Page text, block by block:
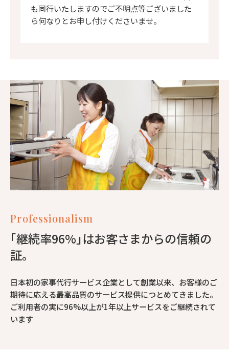
も同行いたしますのでご不明点等ございました
ら何なりとお申し付けくださいませ。
Professionalism
｢継続率96%｣はお客さまからの信頼の
証。
日本初の家事代行サービス企業として創業以来、お客様のご
期待に応える最高品質のサービス提供につとめてきました。
ご利用者の実に96%以上が1年以上サービスをご継続されて
います